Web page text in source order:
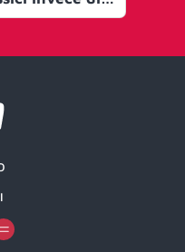
Il futuro è